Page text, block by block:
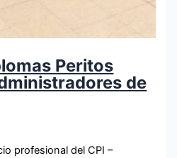
Peritos
de
profesional del CPI –